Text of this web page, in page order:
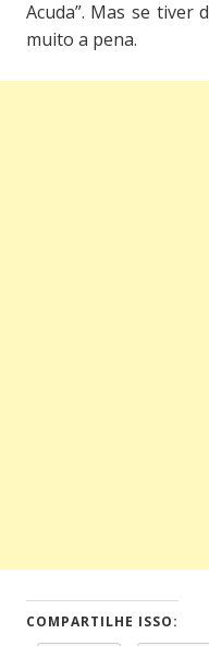
Acuda”. Mas se tiver
muito a pena.
COMPARTILHE ISSO: